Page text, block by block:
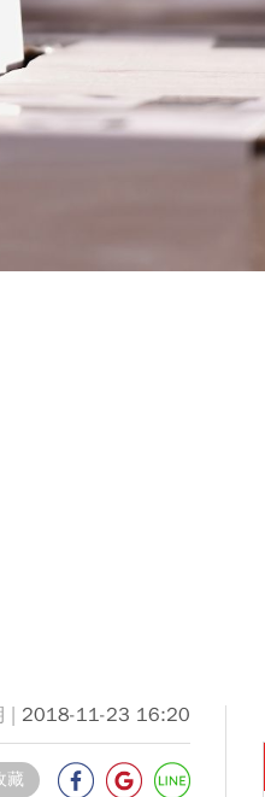
2018-11-23 16:20
藏